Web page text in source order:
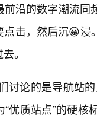
沿的数字潮流
点击，然后沉😀
。
讨论的是导航站
优质站点”的硬